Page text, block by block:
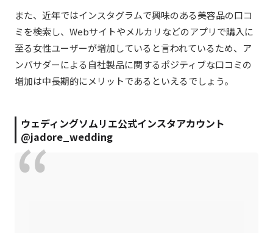
また、近年ではインスタグラムで興味のある美容品の口コ
ミを検索し、Webサイトやメルカリなどのアプリで購入に
至る女性ユーザーが増加していると言われているため、ア
ンバサダーによる自社製品に関するポジティブな口コミの
増加は中長期的にメリットであるといえるでしょう。
ウェディングソムリエ公式インスタアカウント
@jadore_wedding